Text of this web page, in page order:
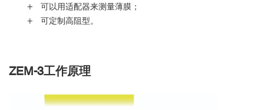
+ 可以用适配器来测量薄膜；
+ 可定制高阻型。
ZEM-3工作原理